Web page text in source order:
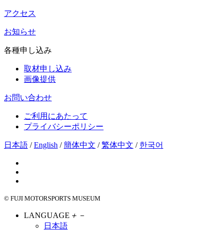
アクセス
お知らせ
各種申し込み
取材申し込み
画像提供
お問い合わせ
ご利用にあたって
プライバシーポリシー
日本語 /English /簡体中文 /繁体中文 / 한국어
© FUJI MOTORSPORTS MUSEUM
LANGUAGE ＋ －
日本語